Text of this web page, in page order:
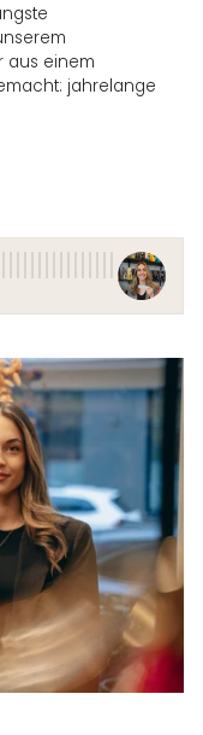
aus einem
jahrelange